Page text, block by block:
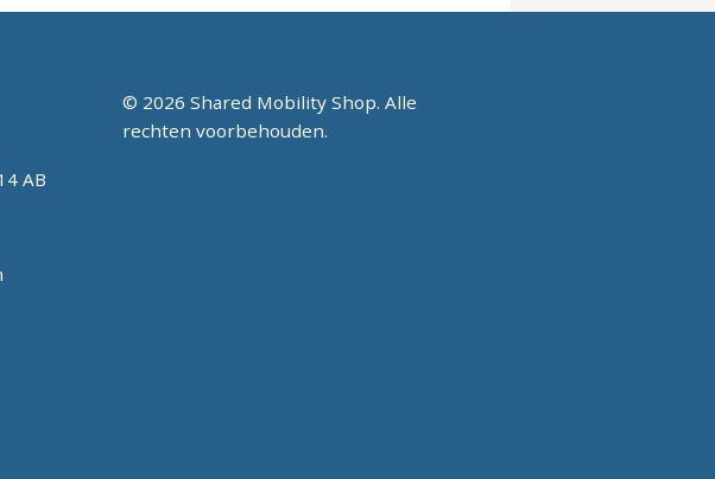
AB
© 2026 Shared Mobility Shop. Alle
rechten voorbehouden.